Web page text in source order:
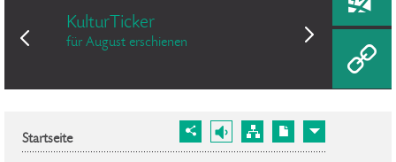
KulturTicker
für August erschienen
Bergisch
ist weiterhin
Startseite